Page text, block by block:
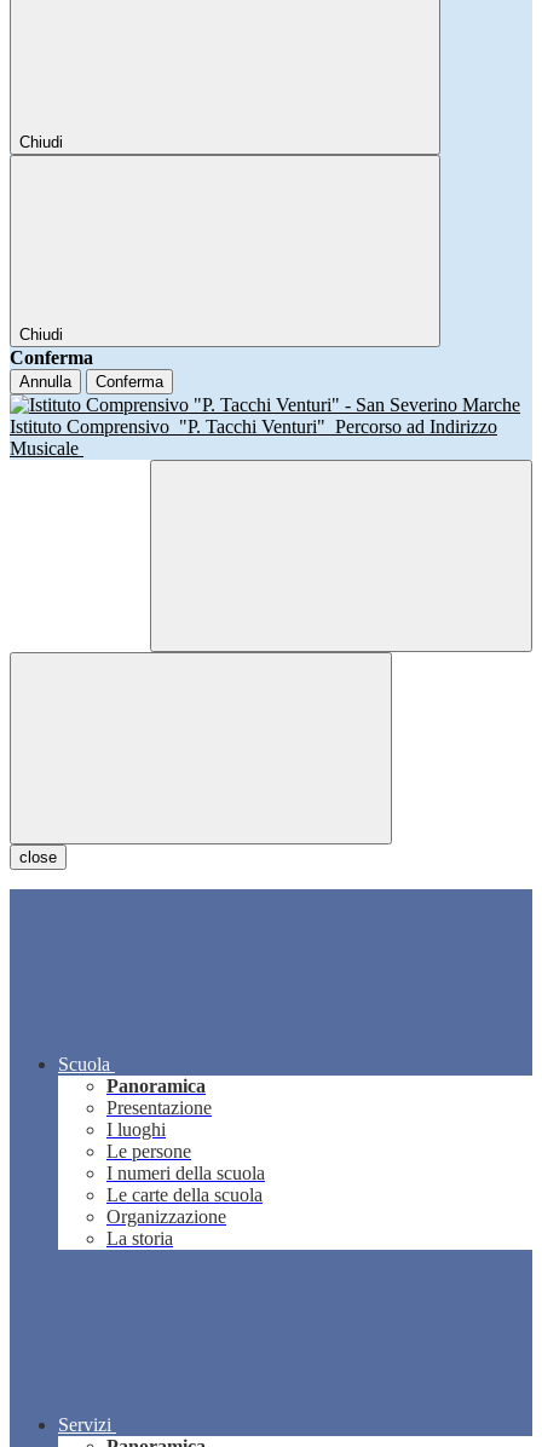
Chiudi
Chiudi
Conferma
Annulla Conferma
Istituto Comprensivo "P. Tacchi Venturi" Percorso ad Indirizzo
Musicale
close
Scuola
Panoramica
Presentazione
I luoghi
Le persone
I numeri della scuola
Le carte della scuola
Organizzazione
La storia
Servizi